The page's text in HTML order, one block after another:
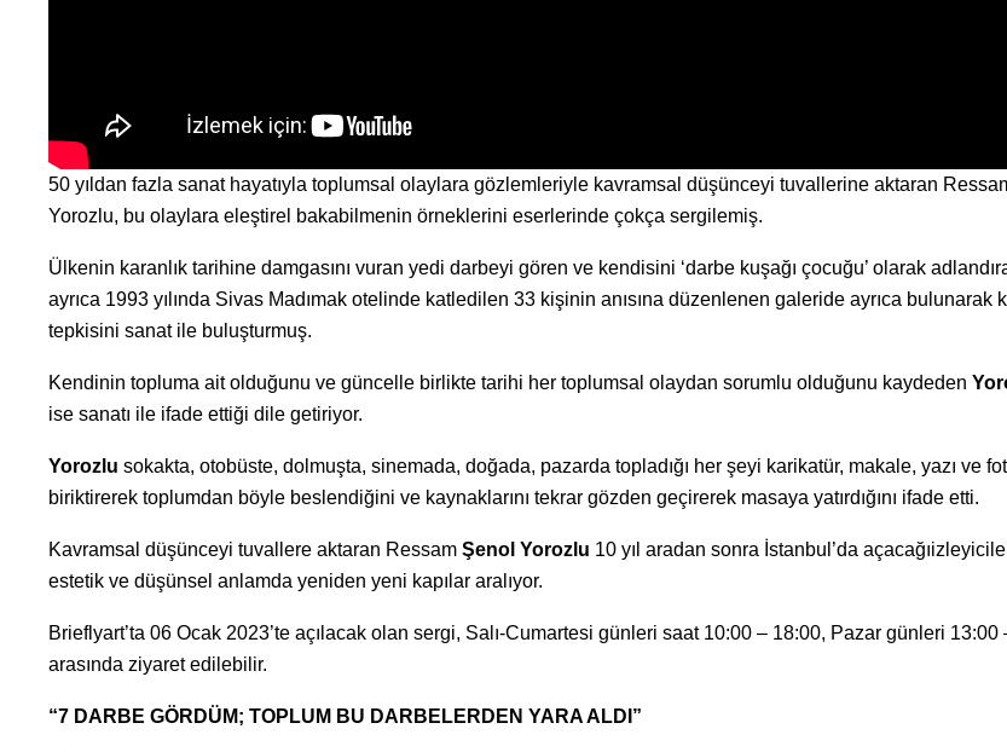
50 yıldan fazla sanat hayatıyla toplumsal olaylara gözlemleriyle kavramsal düşünceyi tuvallerine aktaran
Yorozlu, bu olaylara eleştirel bakabilmenin örneklerini eserlerinde çokça sergilemiş.
Ülkenin karanlık tarihine damgasını vuran yedi darbeyi gören ve kendisini ‘darbe kuşağı çocuğu’ olarak
ayrıca 1993 yılında Sivas Madımak otelinde katledilen 33 kişinin anısına düzenlenen galeride ayrıca bulunarak
tepkisini sanat ile buluşturmuş.
Kendinin topluma ait olduğunu ve güncelle birlikte tarihi her toplumsal olaydan sorumlu olduğunu kaydeden
ise sanatı ile ifade ettiği dile getiriyor.
Yorozlu sokakta, otobüste, dolmuşta, sinemada, doğada, pazarda topladığı her şeyi karikatür, makale, yazı ve
biriktirerek toplumdan böyle beslendiğini ve kaynaklarını tekrar gözden geçirerek masaya yatırdığını ifade etti.
Kavramsal düşünceyi tuvallere aktaran Ressam Şenol Yorozlu 10 yıl aradan sonra İstanbul’da
estetik ve düşünsel anlamda yeniden yeni kapılar aralıyor.
Brieflyart’ta 06 Ocak 2023’te açılacak olan sergi, Salı-Cumartesi günleri saat 10:00 – 18:00, Pazar günleri 13:00
arasında ziyaret edilebilir.
“7 DARBE GÖRDÜM; TOPLUM BU DARBELERDEN YARA ALDI”